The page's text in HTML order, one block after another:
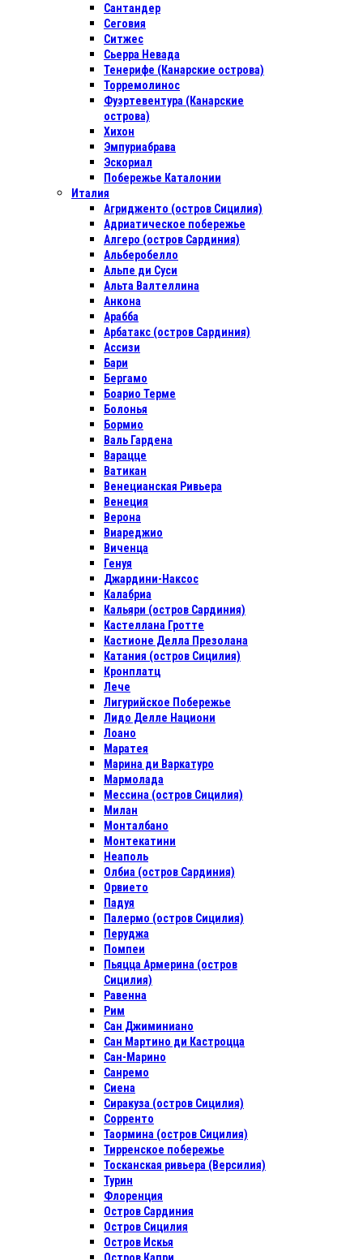
Сантандер
Сеговия
Ситжес
Сьерра Невада
Тенерифе (Канарские острова)
Торремолинос
Фуэртевентура (Канарские
острова)
Хихон
Эмпуриабрава
Эскориал
Побережье Каталонии
Италия
Агридженто (остров Сицилия)
Адриатическое побережье
Алгеро (остров Сардиния)
Альберобелло
Альпе ди Суси
Альта Валтеллина
Анкона
Арабба
Арбатакс (остров Сардиния)
Ассизи
Бари
Бергамо
Боарио Терме
Болонья
Бормио
Валь Гардена
Варацце
Ватикан
Венецианская Ривьера
Венеция
Верона
Виареджио
Виченца
Генуя
Джардини-Наксос
Калабриа
Кальяри (остров Сардиния)
Кастеллана Гротте
Кастионе Делла Презолана
Катания (остров Сицилия)
Кронплатц
Лече
Лигурийское Побережье
Лидо Делле Национи
Лоано
Маратея
Марина ди Варкатуро
Мармолада
Мессина (остров Сицилия)
Милан
Монталбано
Монтекатини
Неаполь
Олбиа (остров Сардиния)
Орвието
Падуя
Палермо (остров Сицилия)
Перуджа
Помпеи
Пьяцца Армерина (остров
Сицилия)
Равенна
Рим
Сан Джиминиано
Сан Мартино ди Кастроцца
Сан-Марино
Санремо
Сиена
Сиракуза (остров Сицилия)
Сорренто
Таормина (остров Сицилия)
Тирренское побережье
Тосканская ривьера (Версилия)
Турин
Флоренция
Остров Сардиния
Остров Сицилия
Остров Искья